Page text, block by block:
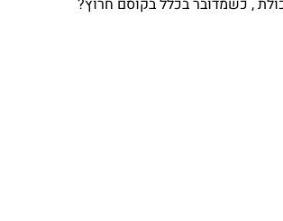
, כשמדובר בכלל בקוסם חרוץ?